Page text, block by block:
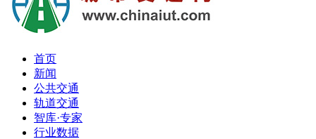
首页
新闻
公共交通
轨道交通
智库·专家
行业数据